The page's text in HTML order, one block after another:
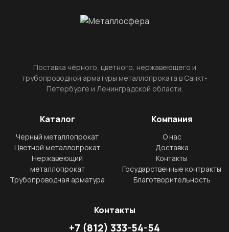
Поставка чёрного, цветного, нержавеющего и
трубопроводной арматуры металлопроката в Санкт-
Петербурге и Ленинградской области.
Каталог
Черный металлопрокат
Цветной металлопрокат
Нержавеющий
металлопрокат
Трубопроводная арматура
Компания
О нас
Доставка
Контакты
Государственные контракты
Благотворительность
Контакты
+7 (812) 333-54-54